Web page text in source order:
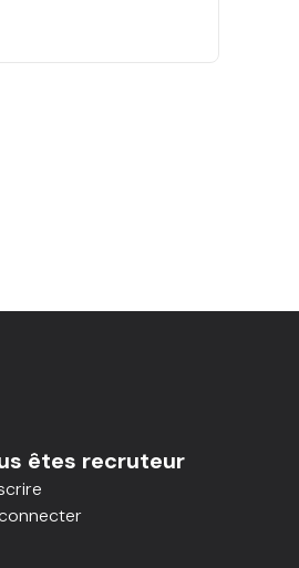
êtes recruteur